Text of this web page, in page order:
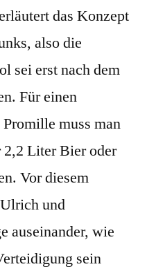
das Konzept
also die
sei erst nach dem
Für einen
muss man
2,2 Liter Bier oder
Vor diesem
und
auseinander, wie
sein